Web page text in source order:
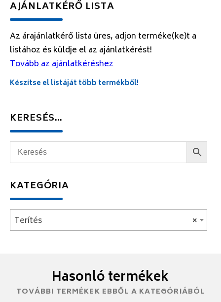
AJÁNLATKÉRŐ LISTA
Az árajánlatkérő lista üres, adjon terméke(ke)t a
listához és küldje el az ajánlatkérést!
Tovább az ajánlatkéréshez
Készítse el listáját több termékből!
KERESÉS…
KATEGÓRIA
×
Terítés
Hasonló termékek
TOVÁBBI TERMÉKEK EBBŐL A KATEGÓRIÁBÓL